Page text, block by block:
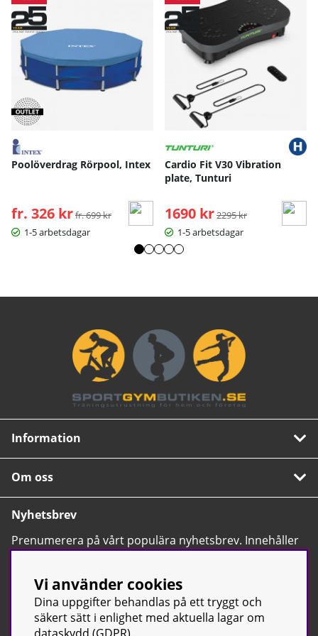
Poolöverdrag Rörpool, Intex
fr. 326 kr Ordinarie pris:
fr. 699 kr
1-5 arbetsdagar
Cardio Fit V30 Vibration
plate, Tunturi
1690 kr Ordinarie pris:
2295 kr
1-5 arbetsdagar
Information
Om oss
Nyhetsbrev
Prenumerera på vårt populära nyhetsbrev. Innehåller
tips, nyheter och våra allra bästa erbjudanden.
Vi använder cookies
Dina uppgifter behandlas på ett tryggt och
säkert sätt i enlighet med aktuella lagar om